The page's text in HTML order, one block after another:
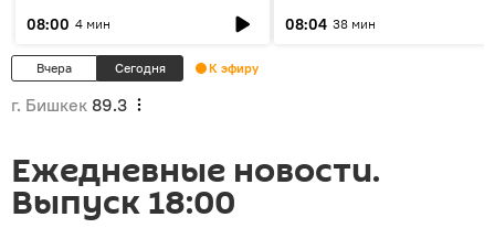
08:00 4 мин
08:04 38 мин
Вчера Сегодня К эфиру
г. Бишкек 89.3
Ежедневные новости.
Выпуск 18:00